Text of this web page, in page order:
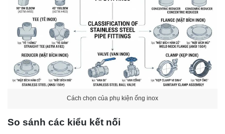
Cách chọn của phụ kiện ống inox
So sánh các kiểu kết nối